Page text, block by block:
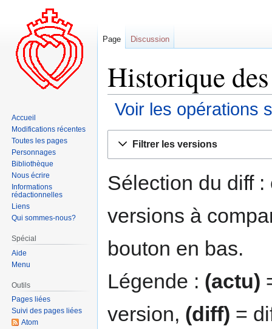
Historique
Voir les opérations
navigation
recherche
Filtrer les versions
Sélection du diff
versions à
bouton en bas.
Légende : (actu)
version, (diff) =
Page Discussion
Accueil
Modifications récentes
Toutes les pages
Personnages
Bibliothèque
Nous écrire
Informations
rédactionnelles
Liens
Qui sommes-nous?
Spécial
Aide
Menu
Outils
Pages liées
Suivi des pages liées
Atom